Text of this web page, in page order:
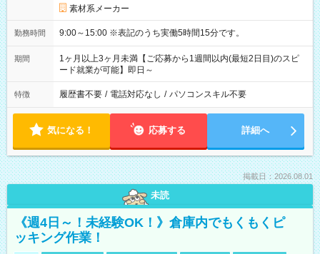
素材系メーカー
勤務時間 9:00～15:00 ※表記のうち実働5時間15分です。
期間
1ヶ月以上3ヶ月未満【ご応募から1週間以内(最短2日目)のスピ
ード就業が可能】即日～
特徴 履歴書不要 / 電話対応なし / パソコンスキル不要
気になる！ 応募する 詳細へ
掲載日：2026.08.01
未読
《週4日～！未経験OK！》倉庫内でもくもくピ
ッキング作業！